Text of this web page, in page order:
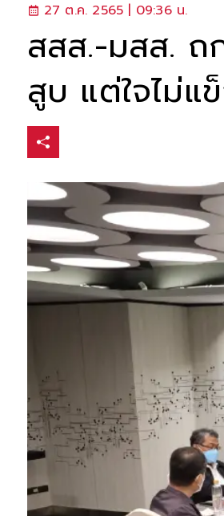
27 ต.ค. 2565 | 09:36 น.
สสส.-มสส. ถ
สูบ แต่ใจไม่แ